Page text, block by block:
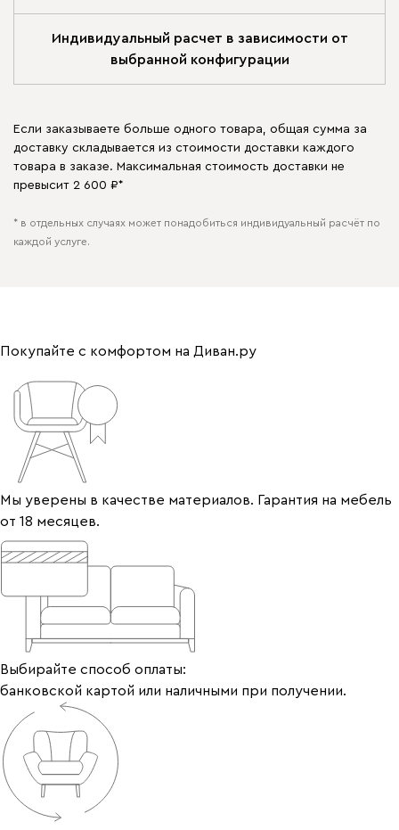
Индивидуальный расчет в зависимости от
выбранной конфигурации
Если заказываете больше одного товара, общая сумма за
доставку складывается из стоимости доставки каждого
товара в заказе. Максимальная стоимость доставки не
превысит 2 600 ₽*
* в отдельных случаях может понадобиться индивидуальный расчёт по
каждой услуге.
Покупайте с комфортом на Диван.ру
Мы уверены в качестве материалов. Гарантия на мебель
от 18 месяцев.
Выбирайте способ оплаты:
банковской картой или наличными при получении.